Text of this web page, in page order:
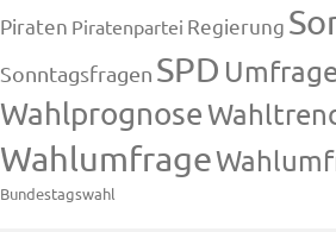
Piraten Piratenpartei Regierung
Sonntagsfragen SPD Umfrage
Wahlprognose
Wahlumfrage
Bundestagswahl